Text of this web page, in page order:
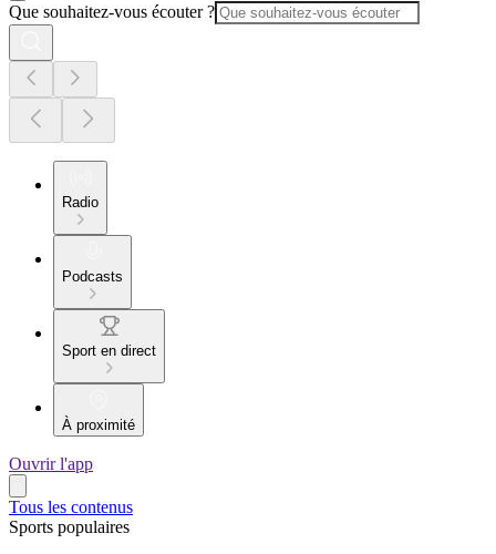
Que souhaitez-vous écouter ?
Radio
Podcasts
Sport en direct
À proximité
Ouvrir l'app
Tous les contenus
Sports populaires